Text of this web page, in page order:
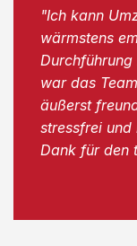
"Ich kann
wärmstens
war das
äußerst
stressfrei und
Dank für den